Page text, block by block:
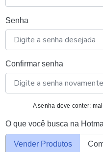
Senha
Confirmar senha
A senha deve conter:
O que você busca na
Vender Produtos